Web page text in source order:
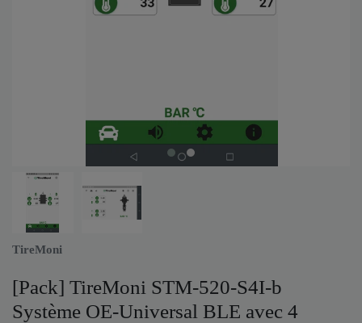
TireMoni
[Pack] TireMoni STM-520-S4I-b
Système OE-Universal BLE avec 4